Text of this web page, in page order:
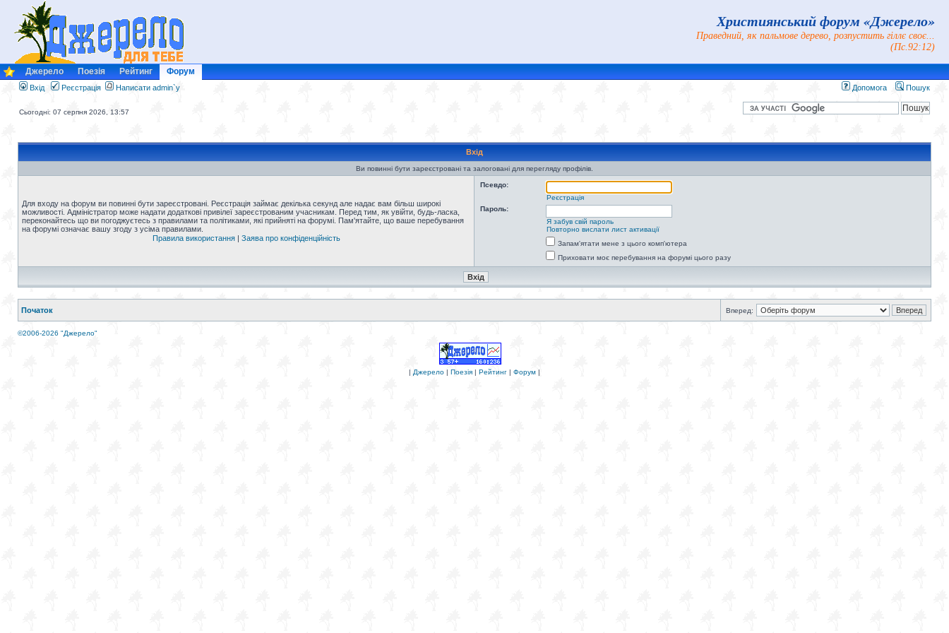
Християнський форум «Джерело»
Праведний, як пальмове дерево, розпустить гіллє своє...
(Пс.92:12)
Джерело Поезія Рейтинг Форум
Вхід Реєстрація Написати admin`у Допомога Пошук
Сьогодні: 07 серпня 2026, 13:57
Вхід
Ви повинні бути зареєстровані та залоговані для перегляду профілів.
Для входу на форум ви повинні бути зареєстровані. Реєстрація займає декілька секунд але надає вам більш широкі
можливості. Адміністратор може надати додаткові привілеї зареєстрованим учасникам. Перед тим, як увійти, будь-ласка,
переконайтесь що ви погоджуєтесь з правилами та політиками, які прийняті на форумі. Пам'ятайте, що ваше перебування
на форумі означає вашу згоду з усіма правилами.
Правила використання| Заява про конфіденційність
Псевдо:
Реєстрація
Пароль:
Я забув свій пароль
Повторно вислати лист активації
Запам'ятати мене з цього комп'ютера
Приховати моє перебування на форумі цього разу
Початок Вперед:
©2006-2026 "Джерело"
| Джерело | Поезія | Рейтинг | Форум |